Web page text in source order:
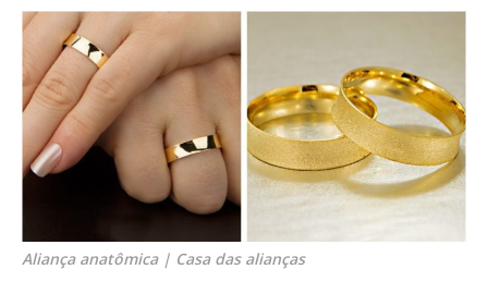
Aliança anatômica | Casa das alianças